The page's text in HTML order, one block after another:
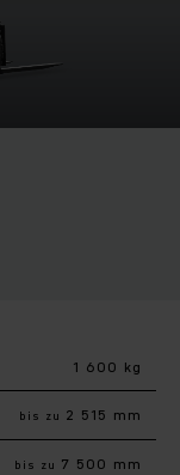
1 600 kg
bis zu 2 515 mm
bis zu 7 500 mm